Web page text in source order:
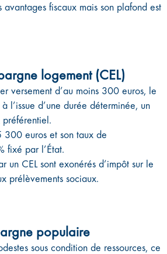
fiscaux mais son plafond est
logement (CEL)
versement d’au moins 300 euros, le
l’issue d’une durée déterminée, un
300 euros et son taux de
fixé par l’État.
un CEL sont exonérés d’impôt sur le
prélèvements sociaux.
populaire
sous condition de ressources, ce